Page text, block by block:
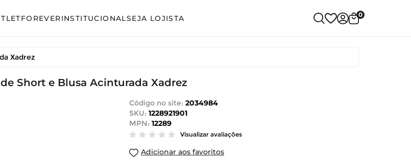
Calça
Saia
FOREVERINSTITUCIONALSEJA LOJISTA 0
Xadrez
Short e Blusa Acinturada Xadrez
Código no site: 2034984
SKU: 1228921901
MPN: 12289
Visualizar avaliações
Adicionar aos favoritos